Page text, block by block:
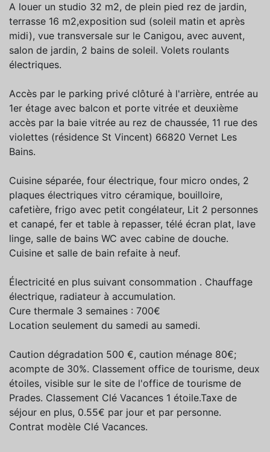
A louer un studio 32 m2, de plein pied rez de jardin,
terrasse 16 m2,exposition sud (soleil matin et après
midi), vue transversale sur le Canigou, avec auvent,
salon de jardin, 2 bains de soleil. Volets roulants
électriques.
Accès par le parking privé clôturé à l'arrière, entrée au
1er étage avec balcon et porte vitrée et deuxième
accès par la baie vitrée au rez de chaussée, 11 rue des
violettes (résidence St Vincent) 66820 Vernet Les
Bains.
Cuisine séparée, four électrique, four micro ondes, 2
plaques électriques vitro céramique, bouilloire,
cafetière, frigo avec petit congélateur, Lit 2 personnes
et canapé, fer et table à repasser, télé écran plat, lave
linge, salle de bains WC avec cabine de douche.
Cuisine et salle de bain refaite à neuf.
Électricité en plus suivant consommation . Chauffage
électrique, radiateur à accumulation.
Cure thermale 3 semaines : 700€
Location seulement du samedi au samedi.
Caution dégradation 500 €, caution ménage 80€;
acompte de 30%. Classement office de tourisme, deux
étoiles, visible sur le site de l'office de tourisme de
Prades. Classement Clé Vacances 1 étoile.Taxe de
séjour en plus, 0.55€ par jour et par personne.
Contrat modèle Clé Vacances.